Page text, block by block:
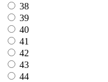
38
39
40
41
42
43
44